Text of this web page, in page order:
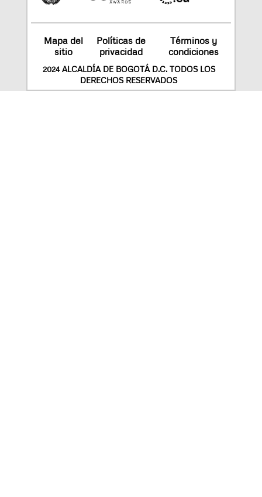
Mapa del
sitio
Políticas de
privacidad
Términos y
condiciones
2024 ALCALDÍA DE BOGOTÁ D.C. TODOS LOS
DERECHOS RESERVADOS